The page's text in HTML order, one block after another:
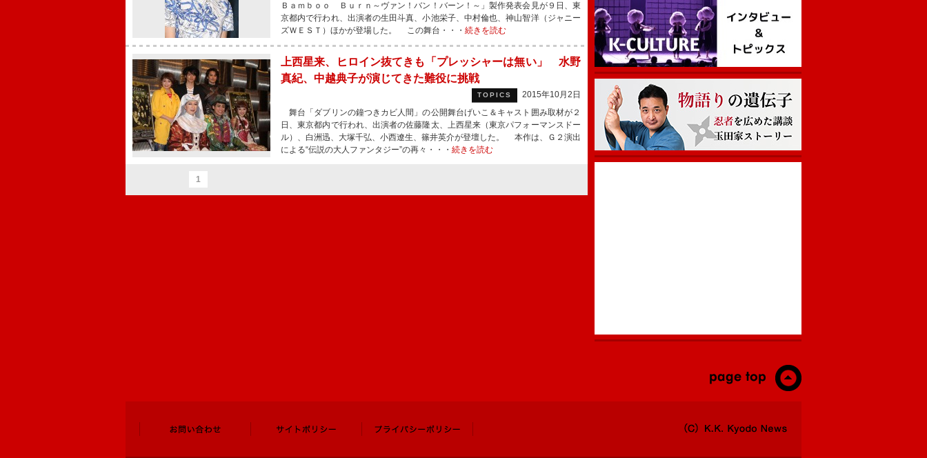
Ｂａｍｂｏｏ Ｂｕｒｎ～ヴァン！バン！バーン！～」製作発表会見が９日、東
京都内で行われ、出演者の生田斗真、小池栄子、中村倫也、神山智洋（ジャニー
ズＷＥＳＴ）ほかが登場した。 この舞台・・・ 続きを読む
上西星来、ヒロイン抜てきも「プレッシャーは無い」 水野
真紀、中越典子が演じてきた難役に挑戦
TOPICS
2015年10月2日
舞台「ダブリンの鐘つきカビ人間」の公開舞台げいこ＆キャスト囲み取材が２
日、東京都内で行われ、出演者の佐藤隆太、上西星来（東京パフォーマンスドー
ル）、白洲迅、大塚千弘、小西遼生、篠井英介が登壇した。 本作は、Ｇ２演出
による“伝説の大人ファンタジー”の再々・・・ 続きを読む
1